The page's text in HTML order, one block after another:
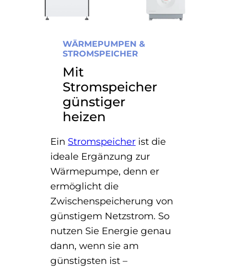
WÄRMEPUMPEN &
STROMSPEICHER
Mit
Stromspeicher
günstiger
heizen
Ein Stromspeicher ist die
ideale Ergänzung zur
Wärmepumpe, denn er
ermöglicht die
Zwischenspeicherung von
günstigem Netzstrom. So
nutzen Sie Energie genau
dann, wenn sie am
günstigsten ist –